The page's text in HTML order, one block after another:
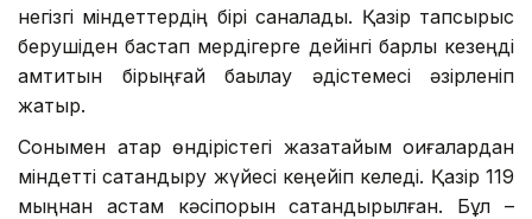
негізгі міндеттердің бірі саналады. Қазір тапсырыс
берушіден бастап мердігерге дейінгі барлық кезеңді
қамтитын бірыңғай бақылау әдістемесі әзірленіп
жатыр.
Сонымен қатар өндірістегі жазатайым оқиғалардан
міндетті сақтандыру жүйесі кеңейіп келеді. Қазір 119
мыңнан астам кәсіпорын сақтандырылған. Бұл –